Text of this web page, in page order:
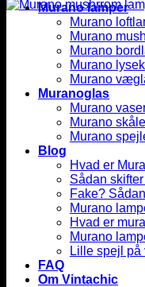
Murano lamper
Murano
Murano
Murano
Murano
Murano
Muranoglas
Murano
Murano skåle
Murano
Blog
Hvad er
Sådan
Fake?
Murano
Hvad er
Murano
Lille spejl
FAQ
Om Vintachic